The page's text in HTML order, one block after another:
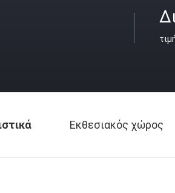
Εκθεσιακός χώρος